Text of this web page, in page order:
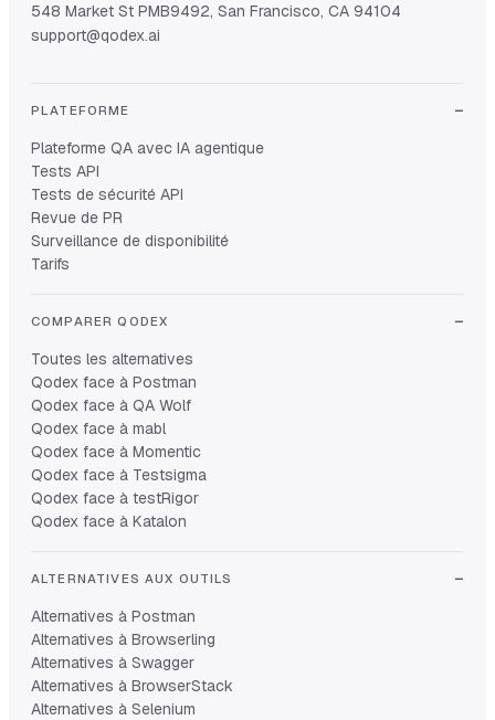
548 Market St PMB9492, San Francisco, CA 94104
support@qodex.ai
PLATEFORME
Plateforme QA avec IA agentique
Tests API
Tests de sécurité API
Revue de PR
Surveillance de disponibilité
Tarifs
COMPARER QODEX
Toutes les alternatives
Qodex face à Postman
Qodex face à QA Wolf
Qodex face à mabl
Qodex face à Momentic
Qodex face à Testsigma
Qodex face à testRigor
Qodex face à Katalon
ALTERNATIVES AUX OUTILS
Alternatives à Postman
Alternatives à Browserling
Alternatives à Swagger
Alternatives à BrowserStack
Alternatives à Selenium